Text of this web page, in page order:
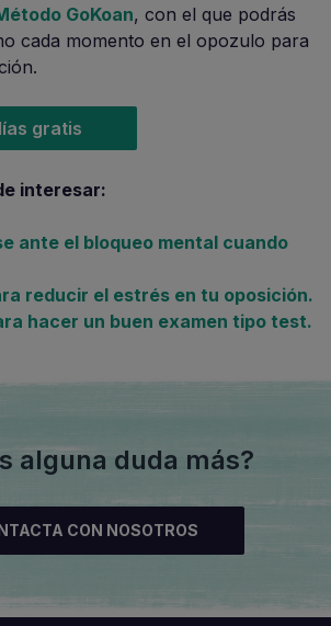
GoKoan, con el que podrás
cada momento en el opozulo para
gratis
interesar:
ante el bloqueo mental cuando
reducir el estrés en tu oposición.
hacer un buen examen tipo test.
alguna duda más?
CON NOSOTROS